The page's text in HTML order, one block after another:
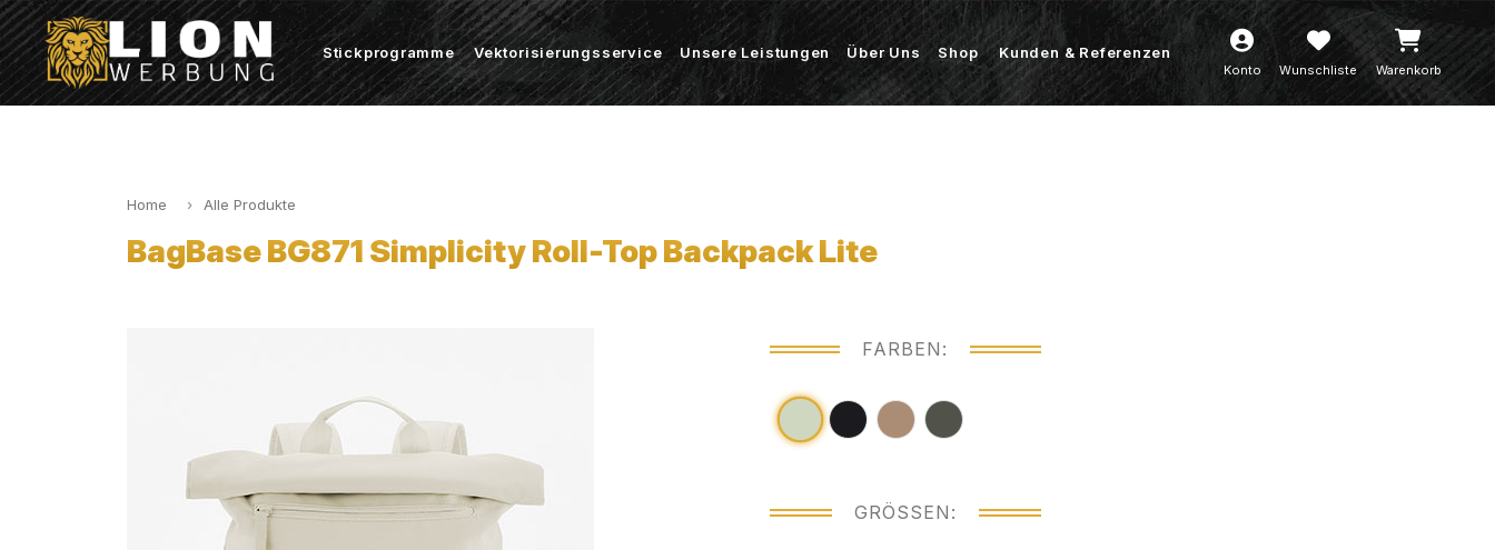
Stickprogramme Vektorisierungsservice Unsere Leistungen Über Uns Shop Kunden & Referenzen
Konto Wunschliste Warenkorb
Home Alle Produkte
BagBase BG871 Simplicity Roll-Top Backpack Lite
FARBEN:
GRÖSSEN: